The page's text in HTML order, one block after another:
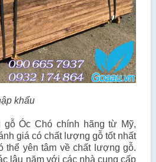
khẩu
gỗ Óc Chó chính hãng từ Mỹ,
giá có chất lượng gỗ tốt nhất
thể yên tâm về chất lượng gỗ.
lâu năm với các nhà cung cấp